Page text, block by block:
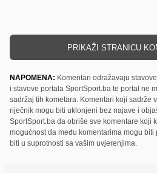
PRIKAŽI STRANICU
NAPOMENA: Komentari odražavaju
i stavove portala SportSport.ba te portal ne
sadržaj tih kometara. Komentari koji sadrže
riječnik mogu biti uklonjeni bez najave i
SportSport.ba da obriše sve komentare koji
mogućnost da među komentarima mogu
biti u suprotnosti sa vašim uvjerenjima.